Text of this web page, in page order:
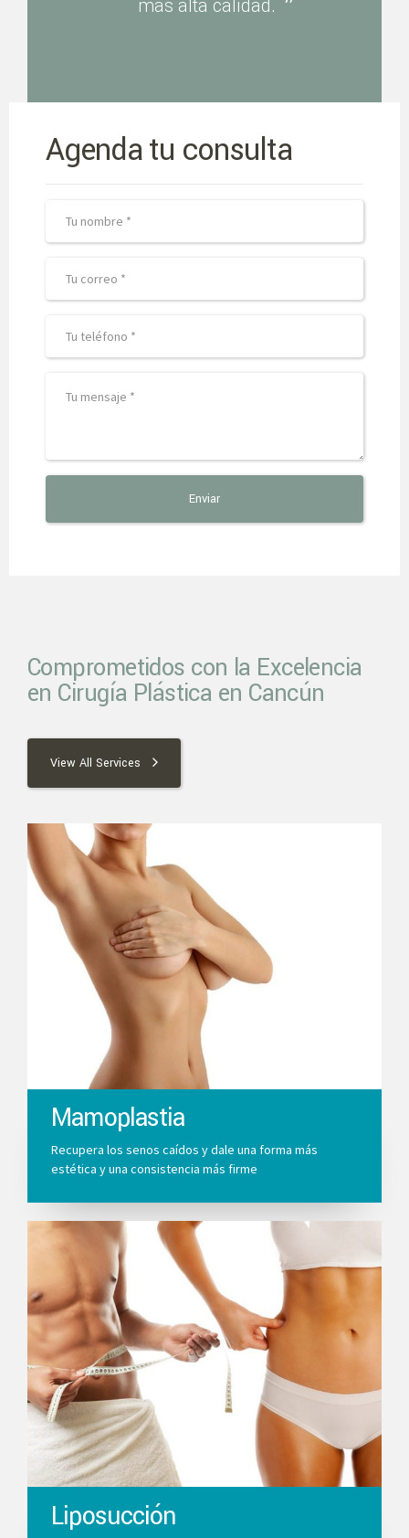
más alta calidad.
Agenda tu consulta
Comprometidos con la Excelencia
en Cirugía Plástica en Cancún
View All Services
Mamoplastia
Recupera los senos caídos y dale una forma más
estética y una consistencia más firme
Liposucción